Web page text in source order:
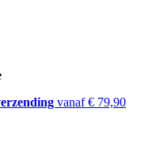
vanaf € 79,90